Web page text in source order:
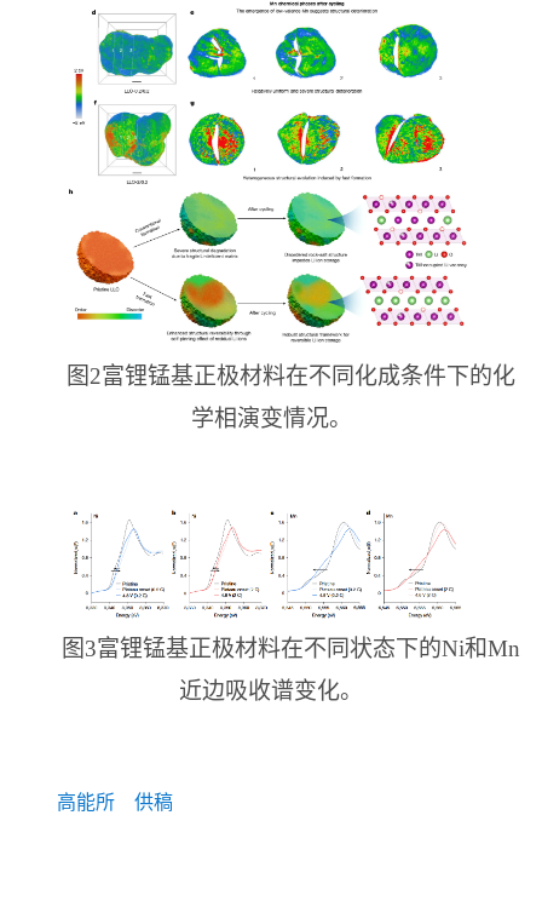
图2富锂锰基正极材料在不同化成条件下的化
学相演变情况。
图3富锂锰基正极材料在不同状态下的Ni和Mn
近边吸收谱变化。
高能所 供稿